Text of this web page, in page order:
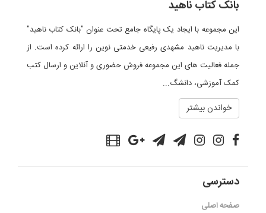
بانک کتاب ناهید
این مجموعه با ایجاد یک پایگاه جامع تحت عنوان "بانک کتاب ناهید"
با مدیریت ناهید مشهدی رفیعی خدمتی نوین را ارائه کرده است. از
جمله فعالیت های این مجموعه فروش حضوری و آنلاین و ارسال کتب
کمک آموزشی، دانشگ...
خواندن بیشتر
دسترسی
صفحه اصلی